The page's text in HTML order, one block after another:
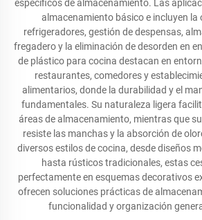
específicos de almacenamiento. Las
almacenamiento básico e incluyen la
refrigeradores, gestión de despensas,
fregadero y la eliminación de desorden en
de plástico para cocina destacan en
restaurantes, comedores y
alimentarios, donde la durabilidad y el
fundamentales. Su naturaleza ligera
áreas de almacenamiento, mientras que
resiste las manchas y la absorción de
diversos estilos de cocina, desde diseños
hasta rústicos tradicionales, estas
perfectamente en esquemas decorativos
ofrecen soluciones prácticas de
funcionalidad y organización